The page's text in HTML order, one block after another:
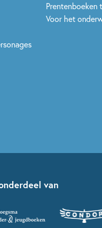
Prentenboeken
Voor het
van